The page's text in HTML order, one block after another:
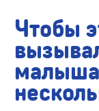
Чтобы